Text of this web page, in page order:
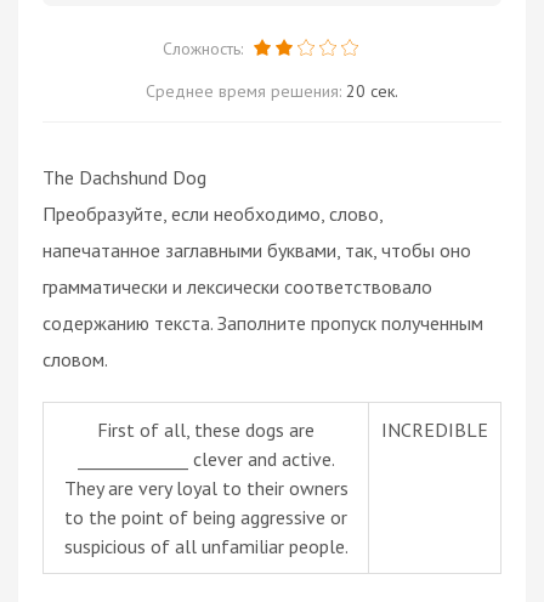
Сложность:
Среднее время решения: 20 сек.
The Dachshund Dog
Преобразуйте, если необходимо, слово,
напечатанное заглавными буквами, так, чтобы оно
грамматически и лексически соответствовало
содержанию текста. Заполните пропуск полученным
словом.
First of all, these dogs are
_____________ clever and active.
They are very loyal to their owners
to the point of being aggressive or
suspicious of all unfamiliar people.
INCREDIBLE